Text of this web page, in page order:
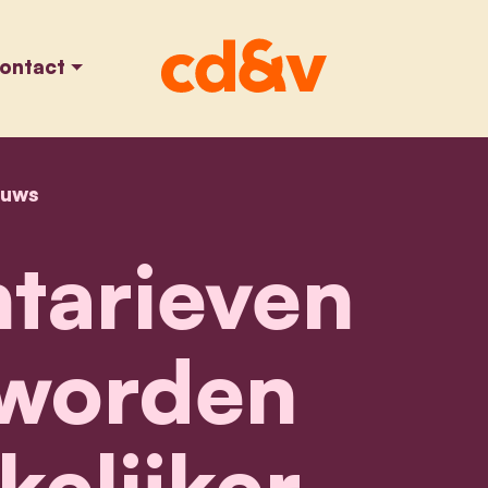
homeseniorentarieven nmbs worden